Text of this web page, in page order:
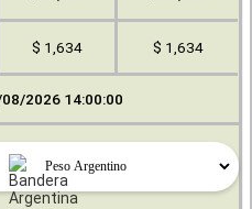
$ 1,634 $ 1,634
2026 14:00:00